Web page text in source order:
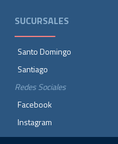
SUCURSALES
Santo Domingo
Santiago
Redes Sociales
Facebook
Instagram